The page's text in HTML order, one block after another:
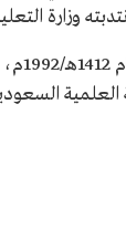
وزارة
عُين